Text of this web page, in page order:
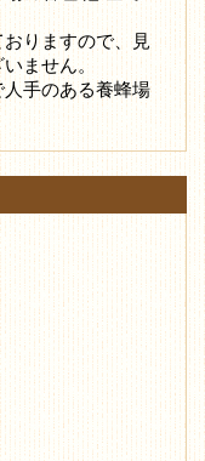
りますので、見
ません。
手のある養蜂場